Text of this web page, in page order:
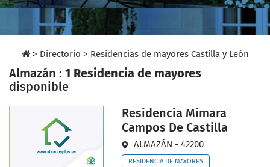
> Directorio > Residencias de mayores Castilla y León
Almazán : 1 Residencia de mayores
disponible
Residencia Mimara
Campos De Castilla
ALMAZÁN - 42200
RESIDENCIA DE MAYORES